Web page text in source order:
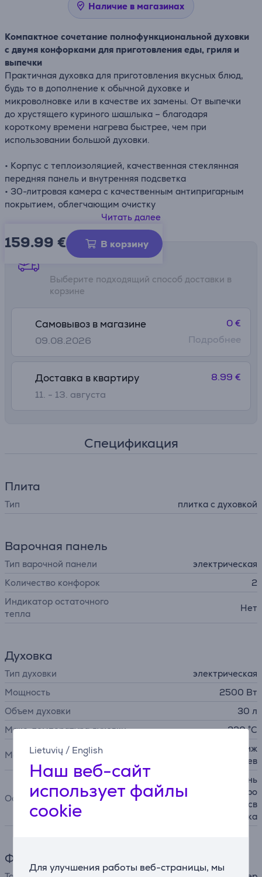
Lietuvių / English
Наш веб-сайт
использует файлы
cookie
Для улучшения работы веб-страницы, мы
Наличие в магазинах
Компактное сочетание полнофункциональной духовки
с двумя конфорками для приготовления еды, гриля и
выпечки
Практичная духовка для приготовления вкусных блюд,
будь то в дополнение к обычной духовке и
микроволновке или в качестве их замены. От выпечки
до хрустящего куриного шашлыка – благодаря
короткому времени нагрева быстрее, чем при
использовании большой духовки.
• Корпус с теплоизоляцией, качественная стеклянная
передняя панель и внутренняя подсветка
• 30-литровая камера с качественным антипригарным
покрытием, облегчающим очистку
• Вращающийся шампур для идеального приготовления
мяса и птицы на гриле, который легко удаляется с
помощью практичной ручки
• Подходит для приготовления хрустящего картофеля-
фри, с практичной ручкой для снятия решетки для гриля
и противня
• Позволяет использовать духовку и малую конфорку
• При использовании обеих конфорок духовка
• Множество возможностей приготовления благодаря
также решетке для гриля и противню, которые входят в
комплект
Читать далее
159.99 € В корзину
Способы доставки
Выберите подходящий способ доставки в
корзине
Самовывоз в магазине
09.08.2026
0 €
Подробнее
Доставка в квартиру
11. - 13. августа
8.99 €
Спецификация
Плита
Тип плитка с духовкой
Варочная панель
Тип варочной панели
электрическая
Количество конфорок
2
Индикатор остаточного
тепла
Нет
Духовка
Тип духовки
электрическая
Мощность
2500 Вт
Объем духовки
30 л
Макс. температура духовки
230 °C
Методы нагрева
электрогриль, верхний / ниж
ний нагрев
Оснащение
вертел для гриля, противень
для выпечки, поддон для кро
шек, решетка, таймер, подсв
етка
Функции